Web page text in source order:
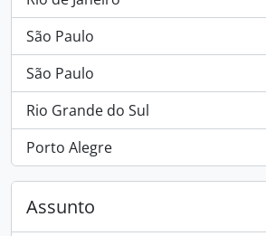
, 2 resultados
São Paulo
, 1 resultados
São Paulo
, 1 resultados
Rio Grande do Sul
, 1 resultados
Porto Alegre
, 1 resultados
Assunto